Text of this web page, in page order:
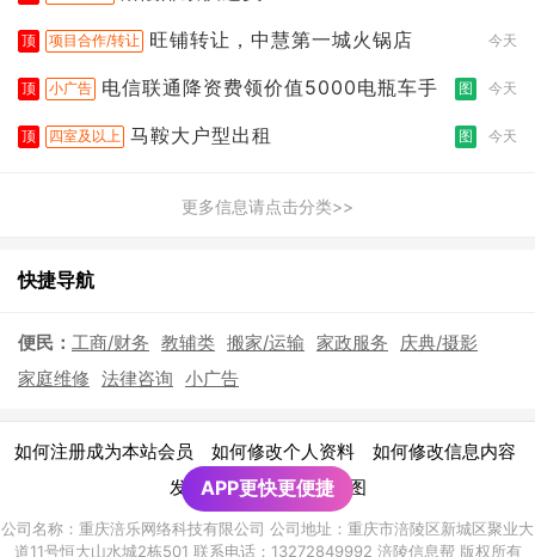
顶 项目合作/转让 旺铺转让，中慧第一城火锅店 今天
顶 小广告 电信联通降资费领价值5000电瓶车手 图 今天
顶 四室及以上 马鞍大户型出租 图 今天
更多信息请点击分类>>
快捷导航
便民： 工商/财务 教辅类 搬家/运输 家政服务
庆典/摄影
家庭维修 法律咨询 小广告
如何注册成为本站会员 如何修改个人资料 如何修改信息内容
发布广告须知 | 网站地图
公司名称：重庆涪乐网络科技有限公司 公司地址：重庆市涪陵区新城区聚业大
道11号恒大山水城2栋501 联系电话：13272849992 涪陵信息帮 版权所有
APP更快更便捷